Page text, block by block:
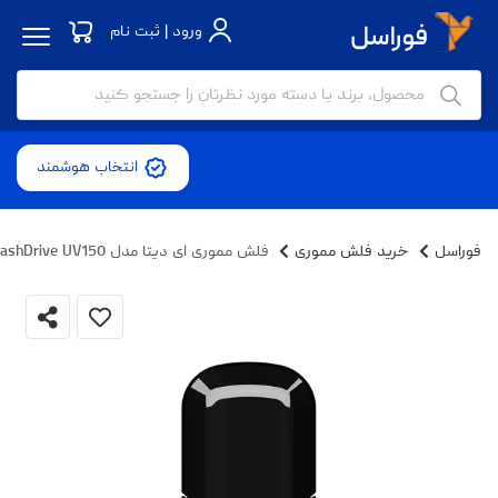
ورود | ثبت نام
انتخاب هوشمند
فوراسل خرید فلش مموری فلش مموری ای دیتا مدل DashDrive UV150 ظرفیت 32 گیگابایت